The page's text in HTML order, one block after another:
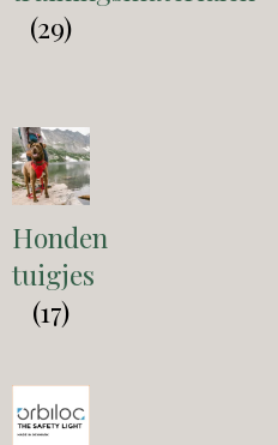
(29)
Honden
tuigjes
(17)